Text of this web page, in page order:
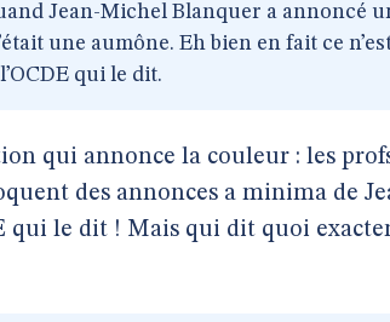
Jean-Michel Blanquer a annoncé
une aumône. Eh bien en fait ce
qui le dit.
qui annonce la couleur : les
des annonces a minima de
qui le dit ! Mais qui dit quoi